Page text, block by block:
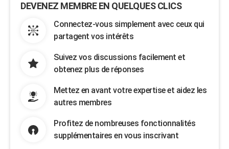
DEVENEZ MEMBRE EN QUELQUES CLICS
Connectez-vous simplement avec ceux qui
partagent vos intérêts
Suivez vos discussions facilement et
obtenez plus de réponses
Mettez en avant votre expertise et aidez les
autres membres
Profitez de nombreuses fonctionnalités
supplémentaires en vous inscrivant